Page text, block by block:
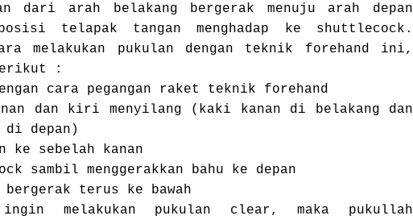
dari arah belakang bergerak menuju arah depan
telapak tangan menghadap ke shuttlecock.
melakukan pukulan dengan teknik forehand ini,
:
cara pegangan raket teknik forehand
dan kiri menyilang (kaki kanan di belakang dan
depan)
ke sebelah kanan
sambil menggerakkan bahu ke depan
terus ke bawah
melakukan pukulan clear, maka pukullah